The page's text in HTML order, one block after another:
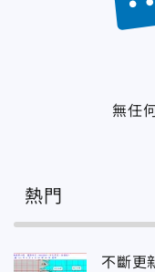
無任
熱門
不斷更